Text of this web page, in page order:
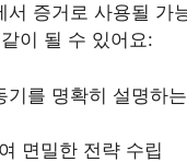
서 증거로 사용될 가
이 될 수 있어요:
기를 명확히 설명하
면밀한 전략 수립